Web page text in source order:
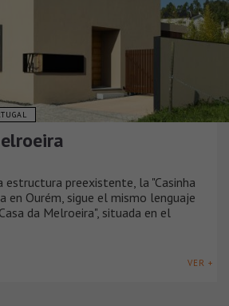
estructura preexistente, la "Casinha
en Ourém, sigue el mismo lenguaje
da Melroeira", situada en el
VER +